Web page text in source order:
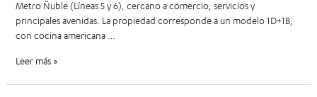
Metro Ñuble (Líneas 5 y 6), cercano a comercio, servicios y
principales avenidas. La propiedad corresponde a un modelo 1D+1B,
con cocina americana …
Leer más »